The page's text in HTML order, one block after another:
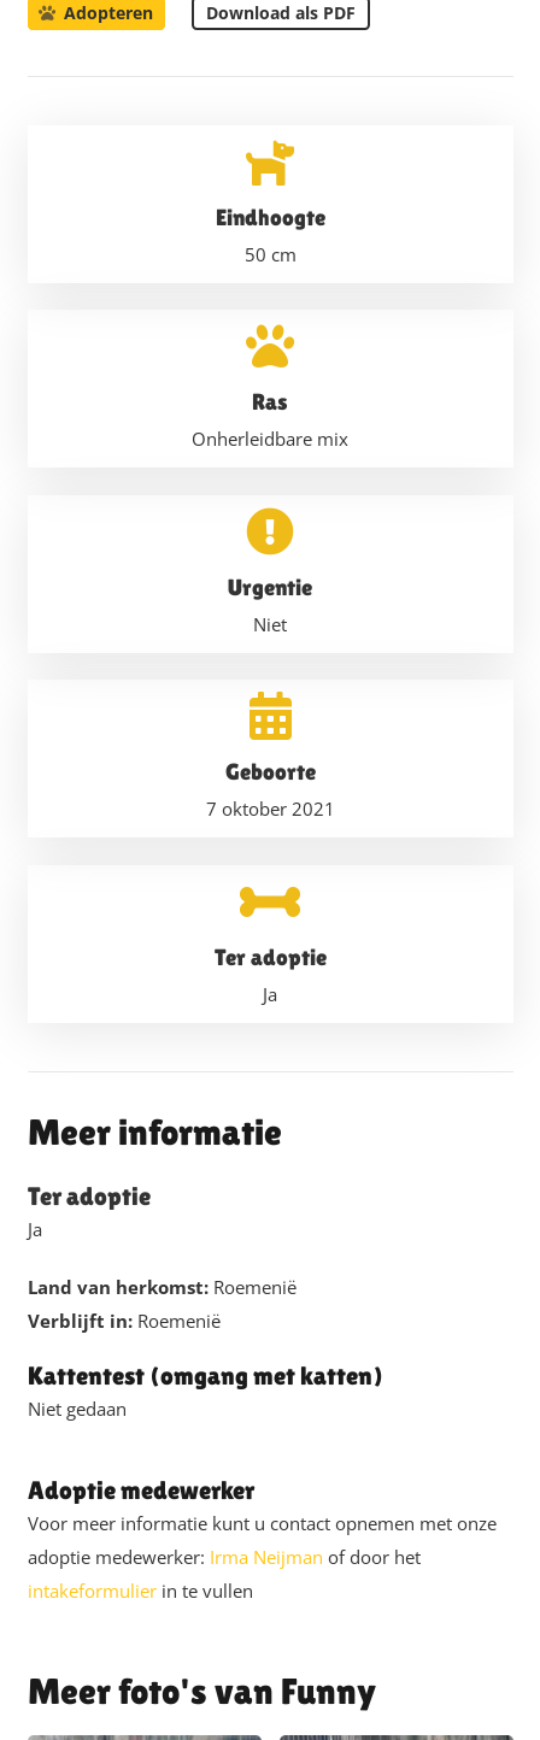
Adopteren Download als PDF
Eindhoogte
50 cm
Ras
Onherleidbare mix
Urgentie
Niet
Geboorte
7 oktober 2021
Ter adoptie
Ja
Meer informatie
Ter adoptie
Ja
Land van herkomst: Roemenië
Verblijft in: Roemenië
Kattentest (omgang met katten)
Niet gedaan
Adoptie medewerker
Voor meer informatie kunt u contact opnemen met onze
adoptie medewerker: Irma Neijman of door het
intakeformulierin te vullen
Funny